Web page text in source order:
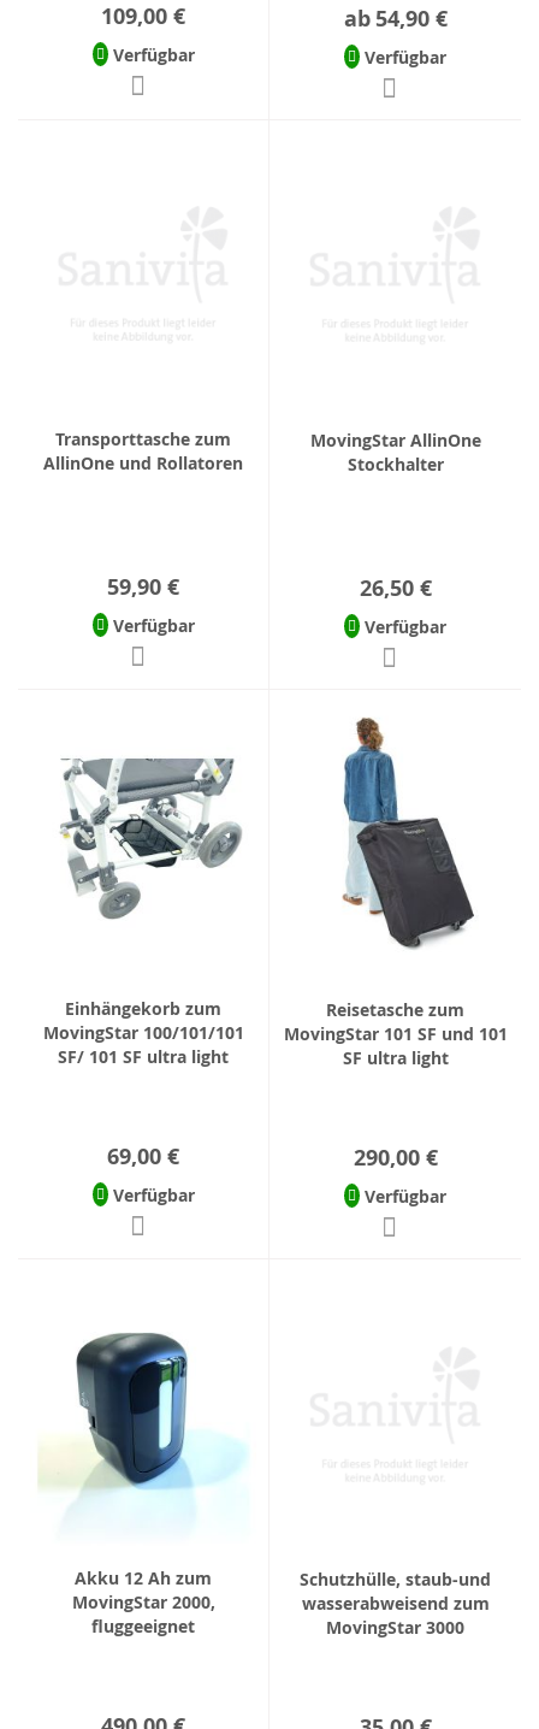
109,00 €
Verfügbar
ab 54,90 €
Verfügbar
Transporttasche zum
AllinOne und Rollatoren
59,90 €
Verfügbar
MovingStar AllinOne
Stockhalter
26,50 €
Verfügbar
Einhängekorb zum
MovingStar 100/101/101
SF/ 101 SF ultra light
69,00 €
Verfügbar
Reisetasche zum
MovingStar 101 SF und 101
SF ultra light
290,00 €
Verfügbar
Akku 12 Ah zum
MovingStar 2000,
fluggeeignet
Schutzhülle, staub-und
wasserabweisend zum
MovingStar 3000